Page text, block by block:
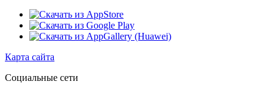
Карта сайта
Социальные сети